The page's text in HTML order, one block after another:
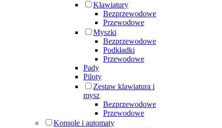
Klawiatury
Bezprzewodowe
Przewodowe
Myszki
Bezprzewodowe
Podkładki
Przewodowe
Pady
Piloty
Zestaw klawiatura i
mysz
Bezprzewodowe
Przewodowe
Konsole i automaty